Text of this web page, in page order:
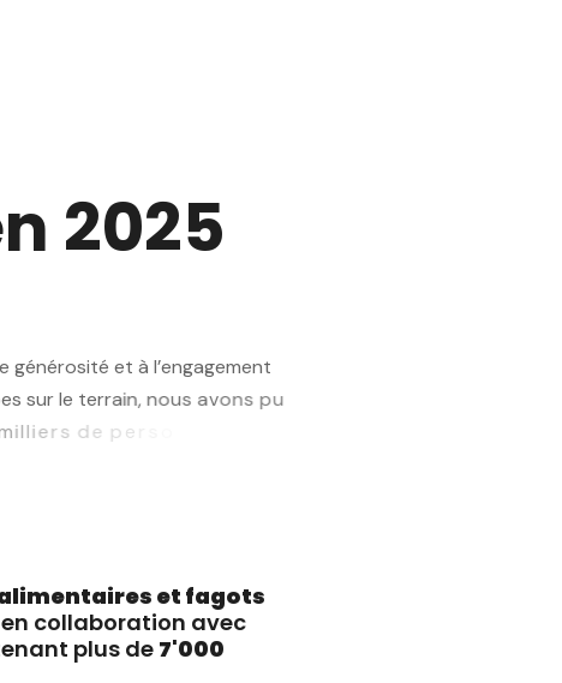
n 2025
générosité et à l’engagement
es sur le terrain, nous avonspu
iers de p ers onn
et fagots
collaboration avec
plus de 7'000